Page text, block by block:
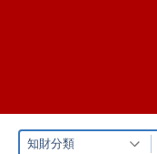
知財分類